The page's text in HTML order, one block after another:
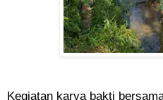
Kegiatan karya bakti